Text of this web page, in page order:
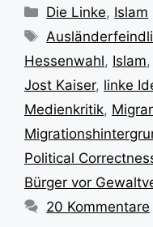
Kategorien
Die Linke, Islam
Schlagwörter
Hessenwahl, Islam,
Jost Kaiser, linke
Medienkritik,
Political
Bürger vor
20 Kommentare